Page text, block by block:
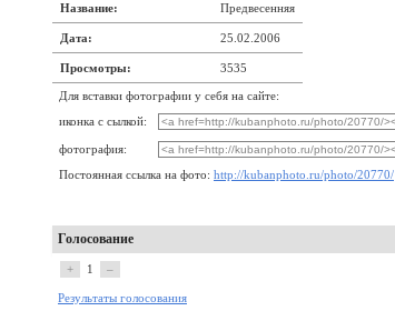
Название: Предвесенняя
Дата: 25.02.2006
Просмотры: 3535
Для вставки фотографии у себя на сайте:
иконка с сылкой:
фотография:
Постоянная ссылка на фото: http://kubanphoto.ru/photo/20770/
Голосование
+ 1 –
Результаты голосования